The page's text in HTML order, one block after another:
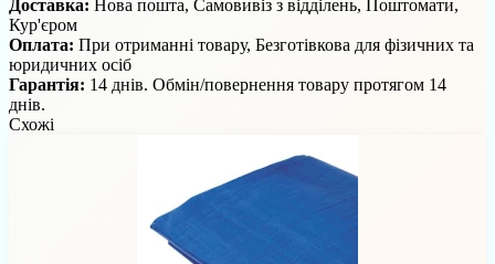
Доставка: Нова пошта, Самовивіз з відділень, Поштомати,
Кур'єром
Оплата: При отриманні товару, Безготівкова для фізичних та
юридичних осіб
Гарантія: 14 днів. Обмін/повернення товару протягом 14
днів.
Схожі